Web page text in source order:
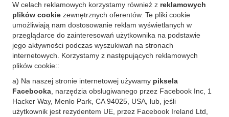
W celach reklamowych korzystamy również z reklamowych
plików cookie zewnętrznych oferentów. Te pliki cookie
umożliwiają nam dostosowanie reklam wyświetlanych w
przeglądarce do zainteresowań użytkownika na podstawie
jego aktywności podczas wyszukiwań na stronach
internetowych. Korzystamy z następujących reklamowych
plików cookie::
a) Na naszej stronie internetowej używamy piksela
Facebooka , narzędzia obsługiwanego przez Facebook Inc, 1
Hacker Way, Menlo Park, CA 94025, USA, lub, jeśli
użytkownik jest rezydentem UE, przez Facebook Ireland Ltd,